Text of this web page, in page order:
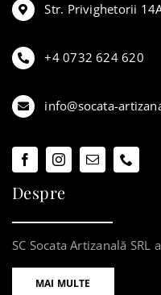
Str. Privighetorii
+4 0732 624 620
info@socata-
Despre
SC Socata Artizanală
MAI MULTE